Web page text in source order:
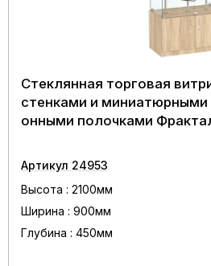
Стеклянная торговая
стенками и
онными полочками
Артикул 24953
Высота : 2100мм
Ширина : 900мм
Глубина : 450мм